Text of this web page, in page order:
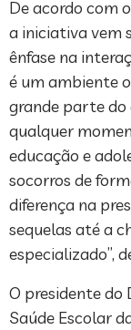
De acordo com
a iniciativa vem
ênfase na
é um ambiente
grande parte do
qualquer
educação e
socorros de
diferença na
sequelas até a
especializado”,
O presidente
Saúde Escolar